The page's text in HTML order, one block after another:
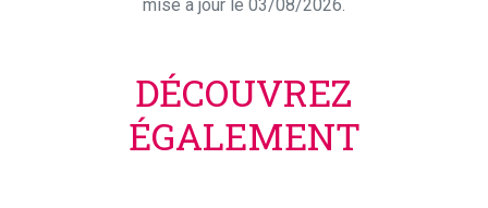
mise à jour le 03/08/2026.
DÉCOUVREZ
ÉGALEMENT